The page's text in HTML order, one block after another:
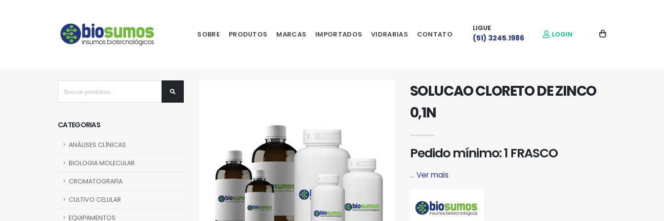
SOBRE PRODUTOS MARCAS IMPORTADOS VIDRARIAS CONTATO LOGIN
LIGUE
(51) 3245.1986
CATEGORIAS
ANÁLISES CLÍNICAS
BIOLOGIA MOLECULAR
CROMATOGRAFIA
CULTIVO CELULAR
EQUIPAMENTOS
SOLUCAO CLORETO DE ZINCO
0,1N
Pedido mínimo: 1 FRASCO
... Ver mais